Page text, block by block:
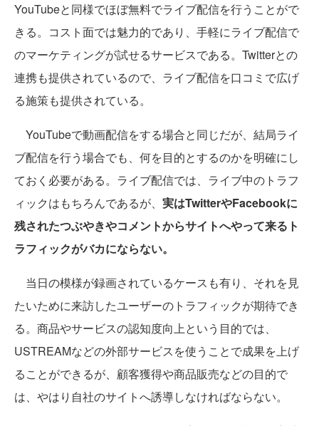
YouTubeと同様でほぼ無料でライブ配信を行うことがで
きる。コスト面では魅力的であり、手軽にライブ配信で
のマーケティングが試せるサービスである。Twitterとの
連携も提供されているので、ライブ配信を口コミで広げ
る施策も提供されている。
YouTubeで動画配信をする場合と同じだが、結局ライ
ブ配信を行う場合でも、何を目的とするのかを明確にし
ておく必要がある。ライブ配信では、ライブ中のトラフ
ィックはもちろんであるが、 実はTwitterやFacebookに
残されたつぶやきやコメントからサイトへやって来るト
ラフィックがバカにならない。
当日の模様が録画されているケースも有り、それを見
たいために来訪したユーザーのトラフィックが期待でき
る。商品やサービスの認知度向上という目的では、
USTREAMなどの外部サービスを使うことで成果を上げ
ることができるが、顧客獲得や商品販売などの目的で
は、やはり自社のサイトへ誘導しなければならない。